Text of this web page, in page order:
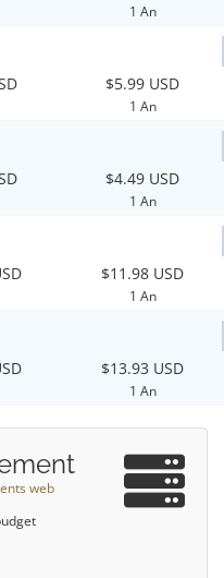
1 An
$5.99 USD
1 An
$4.49 USD
1 An
$11.98 USD
1 An
$13.93 USD
1 An
web